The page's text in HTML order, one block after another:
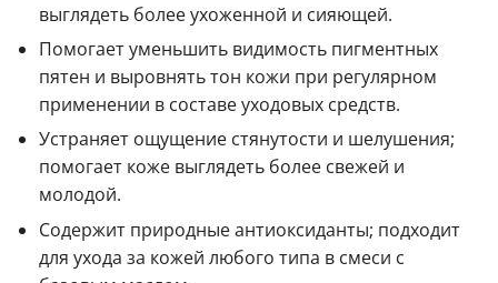
выглядеть более ухоженной и сияющей.
Помогает уменьшить видимость пигментных
пятен и выровнять тон кожи при регулярном
применении в составе уходовых средств.
Устраняет ощущение стянутости и шелушения;
помогает коже выглядеть более свежей и
молодой.
Содержит природные антиоксиданты; подходит
для ухода за кожей любого типа в смеси с